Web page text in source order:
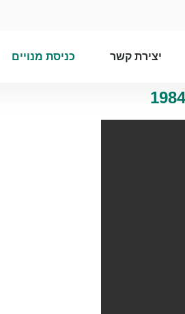
יצירת קשר כניסת מנויים